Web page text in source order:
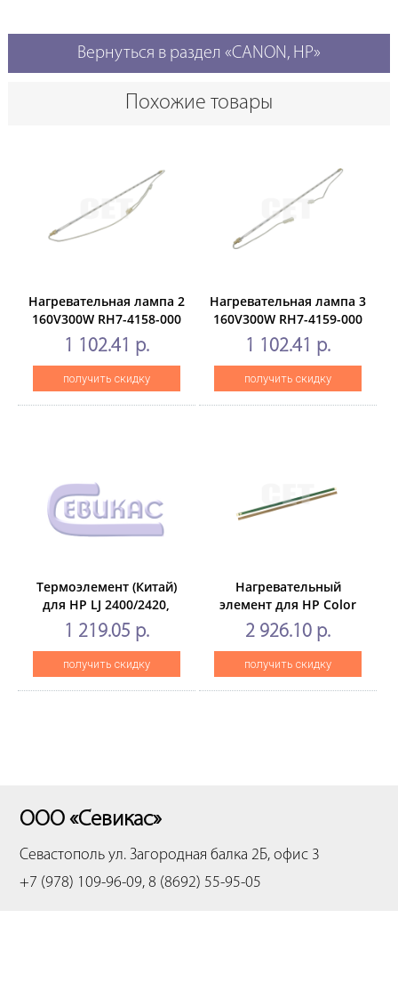
Вернуться в раздел «CANON, HP»
Похожие товары
Нагревательная лампа 2
160V300W RH7-4158-000
для HPLaserJet
9000/9040/9050 (CET),
CET0720
1 102.41 р.
получить скидку
Нагревательная лампа 3
160V300W RH7-4159-000
для HPLaserJet
9000/9040/9050 (CET),
CET0721
1 102.41 р.
получить скидку
Термоэлемент (Китай)
для HP LJ 2400/2420,
220v, (1 шт. вупаковке)
1 219.05 р.
получить скидку
Нагревательный
элемент для HP Color
LaserJet
EnterpriseM552/M553/M577
(CET), CET291012
2 926.10 р.
получить скидку
ООО «Севикас»
Севастополь ул. Загородная балка 2Б, офис 3
+7 (978) 109-96-09, 8 (8692) 55-95-05